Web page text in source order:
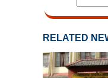
RELATED